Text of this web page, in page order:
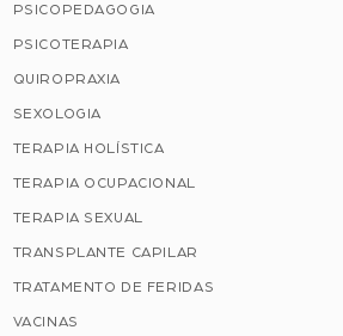
PSICOPEDAGOGIA
PSICOTERAPIA
QUIROPRAXIA
SEXOLOGIA
TERAPIA HOLÍSTICA
TERAPIA OCUPACIONAL
TERAPIA SEXUAL
TRANSPLANTE CAPILAR
TRATAMENTO DE FERIDAS
VACINAS